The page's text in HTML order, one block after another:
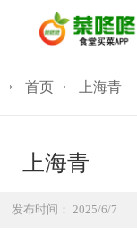
首页 上海青
上海青
发布时间： 2025/6/7